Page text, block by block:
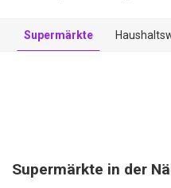
Supermärkte
Supermärkte in der